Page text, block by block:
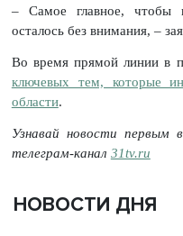
– Самое главное, чтобы
осталось без внимания, –
Во время прямой линии в
ключевых тем, которые
области.
Узнавай новости первым
телеграм-канал 31tv.ru
НОВОСТИ ДНЯ